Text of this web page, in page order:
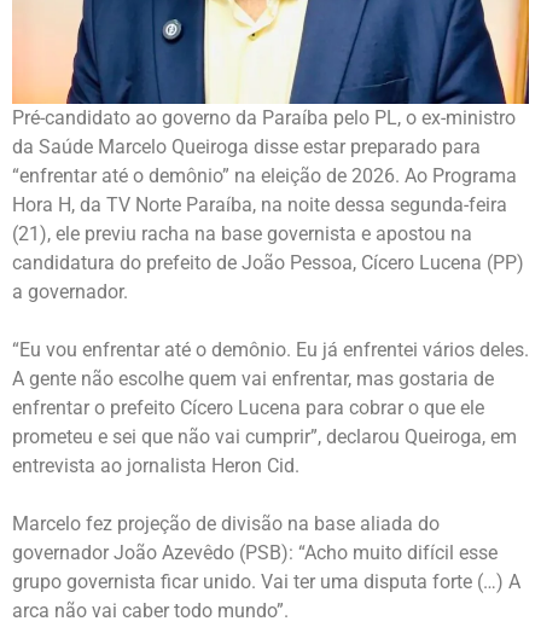
Pré-candidato ao governo da Paraíba pelo PL, o ex-ministro
da Saúde Marcelo Queiroga disse estar preparado para
“enfrentar até o demônio” na eleição de 2026. Ao Programa
Hora H, da TV Norte Paraíba, na noite dessa segunda-feira
(21), ele previu racha na base governista e apostou na
candidatura do prefeito de João Pessoa, Cícero Lucena (PP)
a governador.
“Eu vou enfrentar até o demônio. Eu já enfrentei vários deles.
A gente não escolhe quem vai enfrentar, mas gostaria de
enfrentar o prefeito Cícero Lucena para cobrar o que ele
prometeu e sei que não vai cumprir”, declarou Queiroga, em
entrevista ao jornalista Heron Cid.
Marcelo fez projeção de divisão na base aliada do
governador João Azevêdo (PSB): “Acho muito difícil esse
grupo governista ficar unido. Vai ter uma disputa forte (…) A
arca não vai caber todo mundo”.